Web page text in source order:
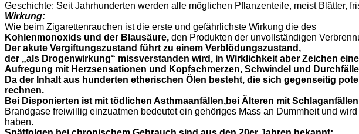
Geschichte: Seit Jahrhunderten werden alle möglichen Pflanzenteile, meist Blätter,
Wirkung:
Wie beim Zigarettenrauchen ist die erste und gefährlichste Wirkung die des
Kohlenmonoxids und der Blausäure, den Produkten der unvollständigen
Der akute Vergiftungszustand führt zu einem Verblödungszustand,
der „als Drogenwirkung“ missverstanden wird, in Wirklichkeit aber Zeichen
Aufregung mit Herzsensationen und Kopfschmerzen, Schwindel und
Da der Inhalt aus hunderten etherischen Ölen besteht, die sich gegenseitig
rechnen.
Bei Disponierten ist mit tödlichen Asthmaanfällen,bei Älteren mit
Brandgase freiwillig einzuatmen bedeutet ein gehöriges Mass an Dummheit und
haben.